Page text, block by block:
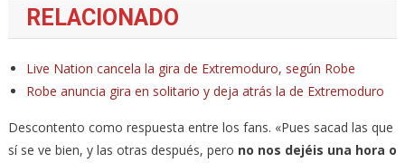
RELACIONADO
Live Nation cancela la gira de Extremoduro, según Robe
Robe anuncia gira en solitario y deja atrás la de Extremoduro
Descontento como respuesta entre los fans. «Pues sacad las que
sí se ve bien, y las otras después, pero no nos dejéis una hora o